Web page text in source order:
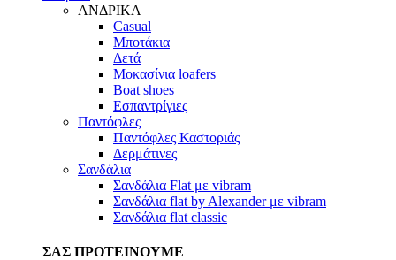
ΑΝΔΡΙΚΑ
Casual
Μποτάκια
Δετά
Μοκασίνια loafers
Boat shoes
Εσπαντρίγιες
Παντόφλες
Παντόφλες Καστοριάς
Δερμάτινες
Σανδάλια
Σανδάλια Flat με vibram
Σανδάλια flat by Alexander με vibram
Σανδάλια flat classic
ΣΑΣ ΠΡΟΤΕΙΝΟΥΜΕ